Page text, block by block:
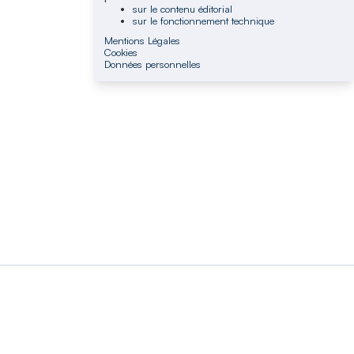
sur le contenu éditorial
sur le fonctionnement technique
Mentions Légales
Cookies
Données personnelles